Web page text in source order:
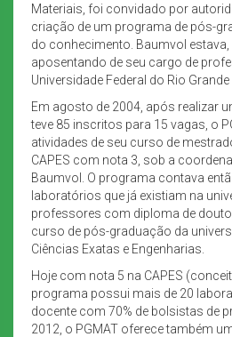
Materiais, foi convidado por
criação de um programa de pós-
do conhecimento. Baumvol estava,
aposentando de seu cargo de
Universidade Federal do Rio Grande
Em agosto de 2004, após realizar
teve 85 inscritos para 15 vagas, o
atividades de seu curso de
CAPES com nota 3, sob a
Baumvol. O programa contava
laboratórios que já existiam na
professores com diploma de
curso de pós-graduação da
Ciências Exatas e Engenharias.
Hoje com nota 5 na CAPES
programa possui mais de 20
docente com 70% de bolsistas de
2012, o PGMAT oferece também